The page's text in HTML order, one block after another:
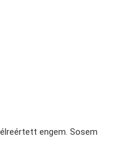
engem. Sosem